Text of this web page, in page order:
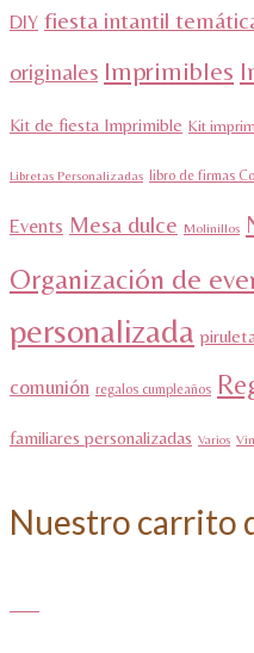
DIY fiesta intantil
originales Imprimibles
Kit de fiesta Imprimible Kit
Libretas Personalizadas libro de firmas
Events Mesa dulce Molinillos
Organización de
personalizada
comunión regalos cumpleaños
familiares personalizadas Varios
Nuestro carrito